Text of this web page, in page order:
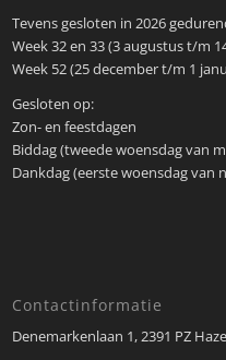
Tevens gesloten in 2026
Week 32 en 33 (3 augustus t/m
Week 52 (25 december t/m 1
Gesloten op:
Zon- en feestdagen
Biddag (tweede woensdag van
Dankdag (eerste woensdag van
Contactinformatie
Denemarkenlaan 1, 2391 PZ